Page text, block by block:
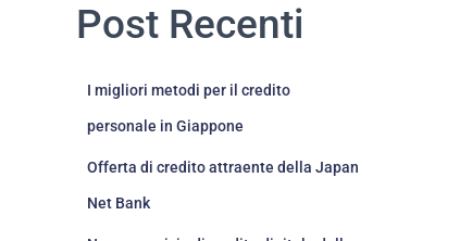
Post Recenti
I migliori metodi per il credito
personale in Giappone
Offerta di credito attraente della Japan
Net Bank